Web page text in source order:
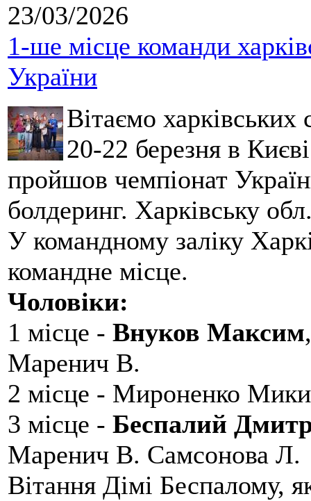
23/03/2026
1-ше місце команди
України
Вітаємо
20-22 березня в
пройшов чемпіонат
болдеринг. Харківську
У командному заліку
командне місце.
Чоловіки:
1 місце - Внуков Максим
Маренич В.
2 місце - Мироненко
3 місце - Беспалий
Маренич В. Самсонова Л.
Вітання Дімі Беспалому,